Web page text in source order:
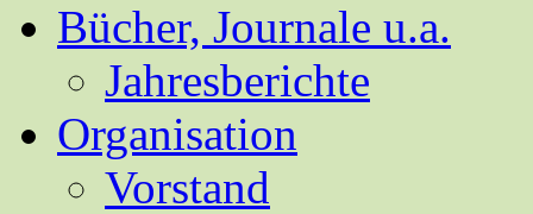
Bücher, Journale u.a.
Jahresberichte
Organisation
Vorstand